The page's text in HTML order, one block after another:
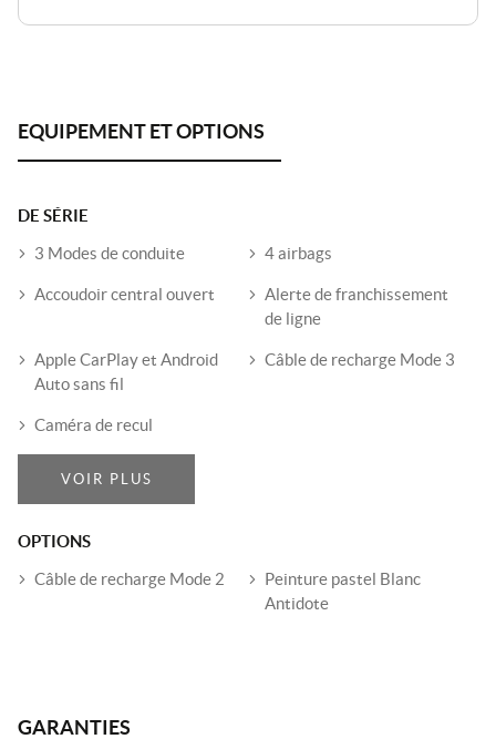
DE SÉRIE
3 Modes de conduite
4 airbags
Accoudoir central ouvert
Alerte de franchissement
de ligne
Apple CarPlay et Android
Auto sans fil
Câble de recharge Mode 3
Caméra de recul
VOIR PLUS
OPTIONS
Câble de recharge Mode 2
Peinture pastel Blanc
Antidote